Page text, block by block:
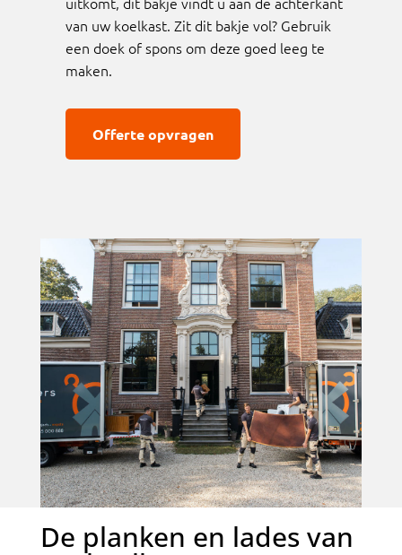
van uw koelkast. Zit dit bakje vol? Gebruik
een doek of spons om deze goed leeg te
maken.
Offerte opvragen
De planken en lades van